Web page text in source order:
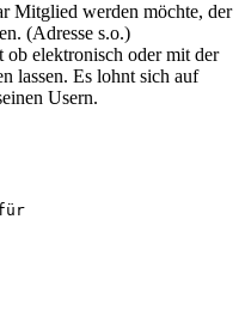
Mitglied werden möchte, der
(Adresse s.o.)
ob elektronisch oder mit der
lassen. Es lohnt sich auf
Usern.
für